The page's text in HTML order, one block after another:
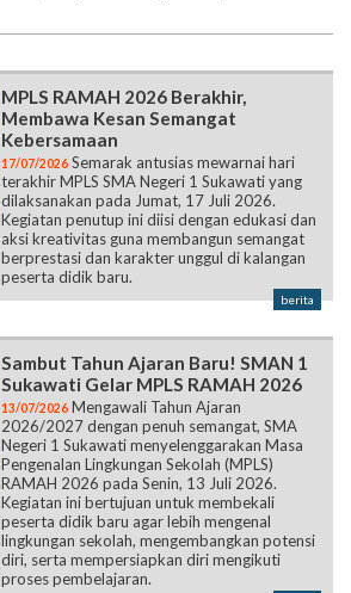
MPLS RAMAH 2026 Berakhir,
Membawa Kesan Semangat
Kebersamaan
17/07/2026 Semarak antusias mewarnai hari
terakhir MPLS SMA Negeri 1 Sukawati yang
dilaksanakan pada Jumat, 17 Juli 2026.
Kegiatan penutup ini diisi dengan edukasi dan
aksi kreativitas guna membangun semangat
berprestasi dan karakter unggul di kalangan
peserta didik baru.
berita
Sambut Tahun Ajaran Baru! SMAN 1
Sukawati Gelar MPLS RAMAH 2026
13/07/2026 Mengawali Tahun Ajaran
2026/2027 dengan penuh semangat, SMA
Negeri 1 Sukawati menyelenggarakan Masa
Pengenalan Lingkungan Sekolah (MPLS)
RAMAH 2026 pada Senin, 13 Juli 2026.
Kegiatan ini bertujuan untuk membekali
peserta didik baru agar lebih mengenal
lingkungan sekolah, mengembangkan potensi
diri, serta mempersiapkan diri mengikuti
proses pembelajaran.